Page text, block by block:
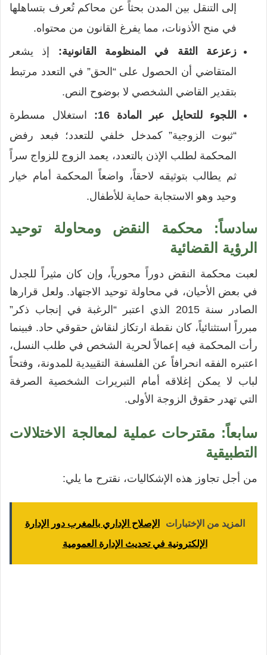
إلى التنقل بين المدن بحثاً عن محاكم تُعرف بتساهلها
في منح الأذونات، مما يفرغ القانون من محتواه.
زعزعة الثقة في المنظومة القانونية: إذ يشعر
المتقاضي أن الحصول على “الحق” في التعدد مرتبط
بتقدير القاضي الشخصي لا بوضوح النص.
اللجوء للتحايل عبر المادة 16:
استغلال مسطرة
“ثبوت الزوجية” كمدخل خلفي للتعدد؛ فبعد رفض
المحكمة لطلب الإذن بالتعدد، يعمد الزوج للزواج سراً
ثم يطالب بتوثيقه لاحقاً، واضعاً المحكمة أمام خيار
وحيد وهو الاستجابة حماية للأطفال.
سادساً: محكمة النقض ومحاولة توحيد
الرؤية القضائية
لعبت محكمة النقض دوراً محورياً، وإن كان مثيراً للجدل
في بعض الأحيان، في محاولة توحيد الاجتهاد. ولعل قرارها
الصادر سنة 2015 الذي اعتبر “الرغبة في إنجاب ذكر”
مبرراً استثنائياً، كان نقطة ارتكاز لنقاش حقوقي حاد. فبينما
رأت المحكمة فيه إعمالاً لحرية الشخص في طلب النسل،
اعتبره الفقه انحرافاً عن الفلسفة التقييدية للمدونة، وفتحاً
لباب لا يمكن إغلاقه أمام التبريرات الشخصية الصرفة
التي تهدر حقوق الزوجة الأولى.
سابعاً: مقترحات عملية لمعالجة الاختلالات
التطبيقية
من أجل تجاوز هذه الإشكاليات، نقترح ما يلي:
المزيد من الإختبارات
الإصلاح الإداري بالمغرب دور الإدارة
الإلكترونية في تحديث الإدارة العمومية